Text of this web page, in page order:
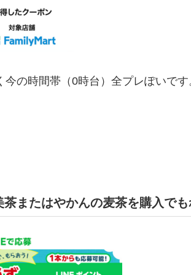
今の時間帯（0時台）全プレぽいです
茶またはやかんの麦茶を購入で